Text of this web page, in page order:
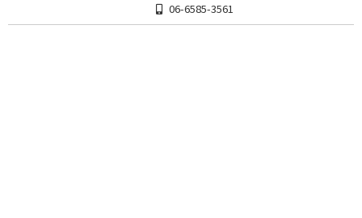
06-6585-3561